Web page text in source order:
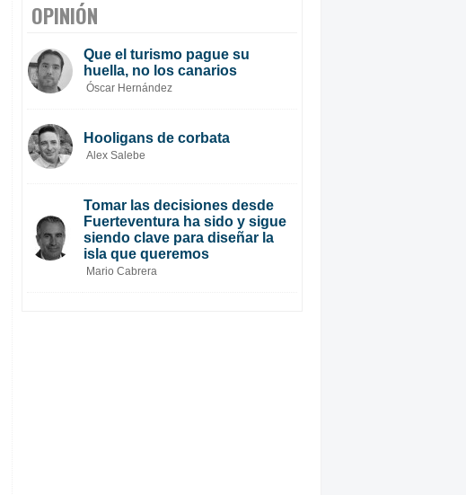
OPINIÓN
Que el turismo pague su
huella, no los canarios
Óscar Hernández
Hooligans de corbata
Alex Salebe
Tomar las decisiones desde
Fuerteventura ha sido y sigue
siendo clave para diseñar la
isla que queremos
Mario Cabrera